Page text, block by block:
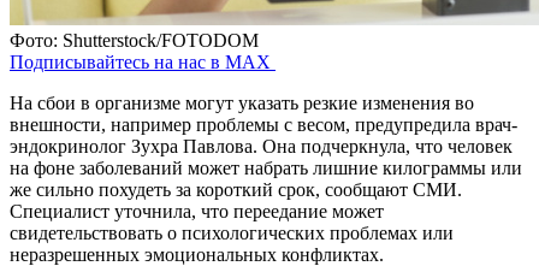
Фото: Shutterstock/FOTODOM
Подписывайтесь на нас в MAX
На сбои в организме могут указать резкие изменения во
внешности, например проблемы с весом, предупредила врач-
эндокринолог Зухра Павлова. Она подчеркнула, что человек
на фоне заболеваний может набрать лишние килограммы или
же сильно похудеть за короткий срок, сообщают СМИ.
Специалист уточнила, что переедание может
свидетельствовать о психологических проблемах или
неразрешенных эмоциональных конфликтах.